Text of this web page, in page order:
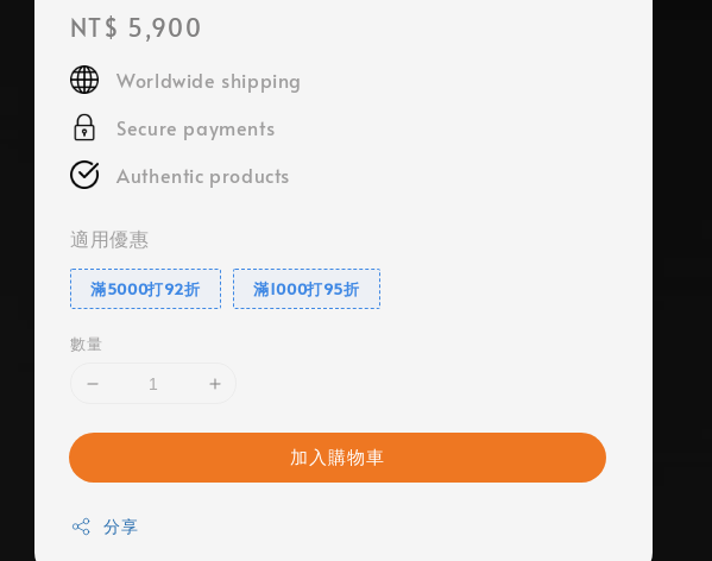
Regular
price
NT$ 5,900
Worldwide shipping
Secure payments
Authentic products
適用優惠
滿5000打92折 滿1000打95折
數量
加入購物車
分享